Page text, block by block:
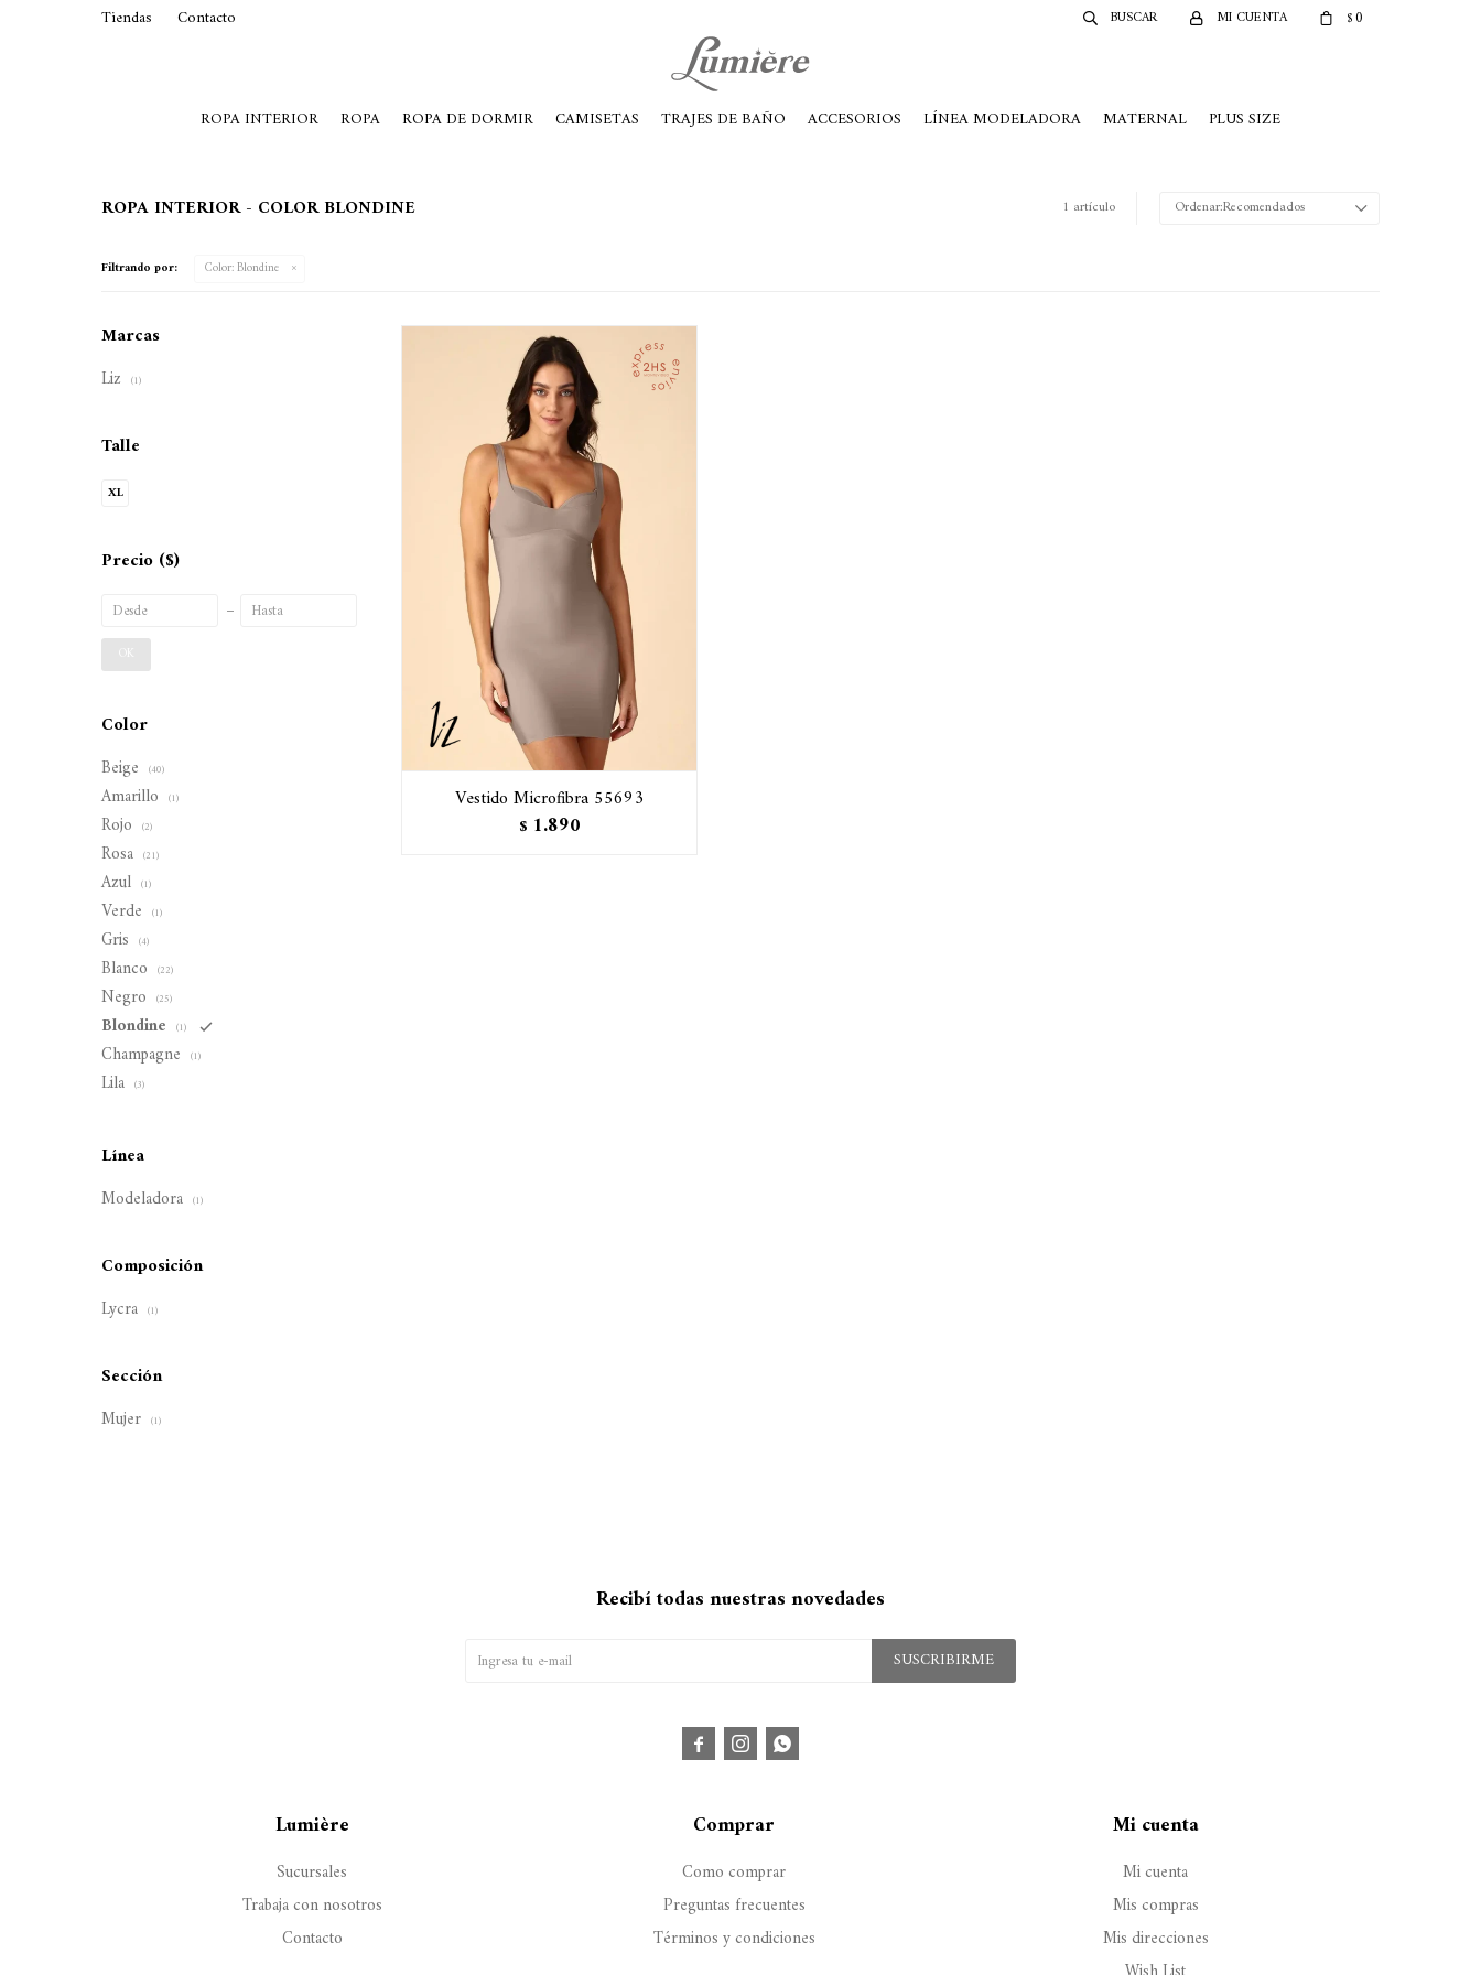
ROPA INTERIOR ROPA ROPA DE DORMIR CAMISETAS TRAJES DE BAÑO ACCESORIOS LÍNEA MODELADORA MATERNAL PLUS SIZE
$0
Tiendas Contacto
ROPA INTERIOR - COLOR BLONDINE 1 artículo Recomendados
Filtrando por: Color:Blondine
Vestido Microfibra 55693
$ 1.890
Marcas
Liz (1)
Talle
XL
Precio ($)
OK
Color
Beige (40)
Amarillo (1)
Rojo (2)
Rosa (21)
Azul (1)
Verde (1)
Gris (4)
Blanco (22)
Negro (25)
Blondine (1)
Champagne (1)
Lila (3)
Línea
Modeladora (1)
Composición
Lycra (1)
Sección
Mujer (1)
Lumière
Sucursales
Trabaja con nosotros
Contacto
Comprar
Como comprar
Preguntas frecuentes
Términos y condiciones
Mi cuenta
Mi cuenta
Mis compras
Mis direcciones
Recibí todas nuestras novedades
SUSCRIBIRME
  